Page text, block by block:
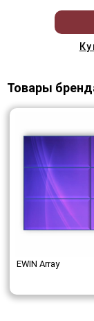
Товары
EWIN Array